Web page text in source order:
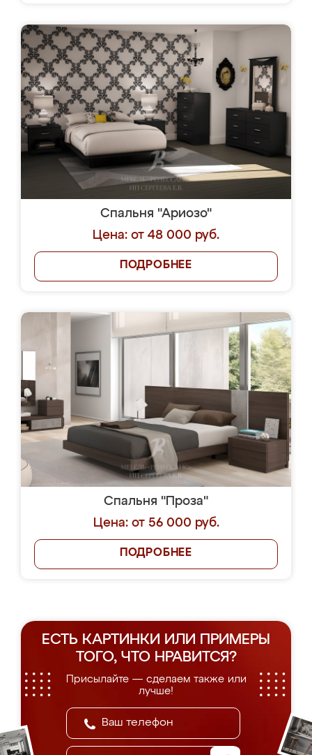
Спальня "Ариозо"
Цена: от 48 000 руб.
ПОДРОБНЕЕ
Спальня "Проза"
Цена: от 56 000 руб.
ПОДРОБНЕЕ
ЕСТЬ КАРТИНКИ ИЛИ ПРИМЕРЫ
ТОГО, ЧТО НРАВИТСЯ?
Присылайте — сделаем также или
лучше!